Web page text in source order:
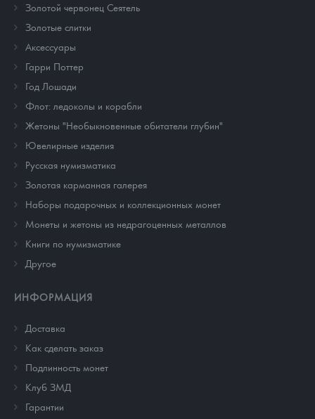
Золотой червонец Сеятель
Золотые слитки
Аксессуары
Гарри Поттер
Год Лошади
Флот: ледоколы и корабли
Жетоны "Необыкновенные обитатели глубин"
Ювелирные изделия
Русская нумизматика
Золотая карманная галерея
Наборы подарочных и коллекционных монет
Монеты и жетоны из недрагоценных металлов
Книги по нумизматике
Другое
ИНФОРМАЦИЯ
Доставка
Как сделать заказ
Подлинность монет
Клуб ЗМД
Гарантии